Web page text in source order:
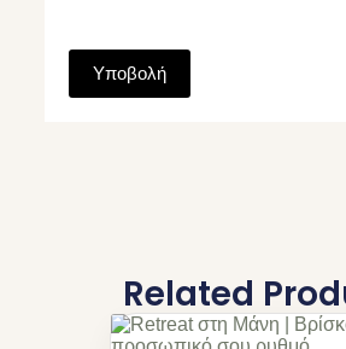
Υποβολή
Related